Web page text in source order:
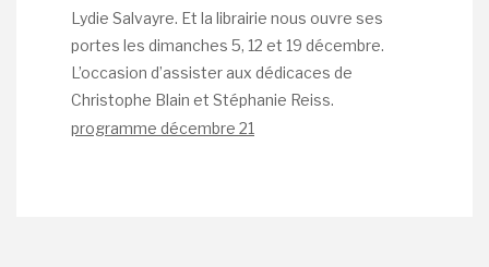
Lydie Salvayre. Et la librairie nous ouvre ses
portes les dimanches 5, 12 et 19 décembre.
L’occasion d’assister aux dédicaces de
Christophe Blain et Stéphanie Reiss.
programme décembre 21